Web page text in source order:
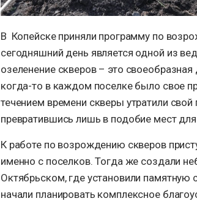
В Копейске приняли программу по
сегодняшний день является одной из
озеленение скверов – это
когда-то в каждом поселке было свое
течением времени скверы утратили
превратившись лишь в подобие мест
К работе по возрождению скверов
именно с поселков. Тогда же создали
Октябрьском, где установили памятную
начали планировать комплексное